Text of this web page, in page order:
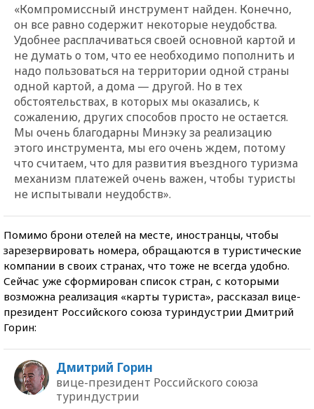
«Компромиссный инструмент найден. Конечно,
он все равно содержит некоторые неудобства.
Удобнее расплачиваться своей основной картой и
не думать о том, что ее необходимо пополнить и
надо пользоваться на территории одной страны
одной картой, а дома — другой. Но в тех
обстоятельствах, в которых мы оказались, к
сожалению, других способов просто не остается.
Мы очень благодарны Минэку за реализацию
этого инструмента, мы его очень ждем, потому
что считаем, что для развития въездного туризма
механизм платежей очень важен, чтобы туристы
не испытывали неудобств».
Помимо брони отелей на месте, иностранцы, чтобы
зарезервировать номера, обращаются в туристические
компании в своих странах, что тоже не всегда удобно.
Сейчас уже сформирован список стран, с которыми
возможна реализация «карты туриста», рассказал вице-
президент Российского союза туриндустрии Дмитрий
Горин:
Дмитрий Горин
вице-президент Российского союза
туриндустрии